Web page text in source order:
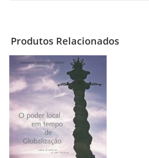
Produtos Relacionados